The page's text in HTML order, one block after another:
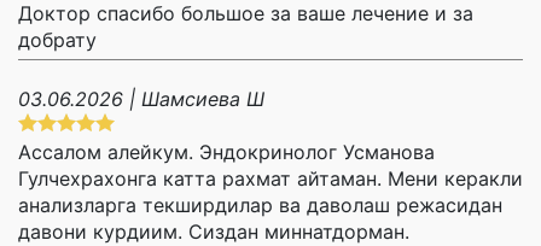
Доктор спасибо большое за ваше лечение и за
добрату
03.06.2026 | Шамсиева Ш
Ассалом алейкум. Эндокринолог Усманова
Гулчехрахонга катта рахмат айтаман. Мени керакли
анализларга текширдилар ва даволаш режасидан
давони курдиим. Сиздан миннатдорман.